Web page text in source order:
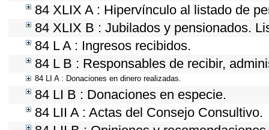
84 XLIX A : Hipervínculo al listado de
84 XLIX B : Jubilados y pensionados.
84 L A : Ingresos recibidos.
84 L B : Responsables de recibir,
84 LI A : Donaciones en dinero realizadas.
84 LI B : Donaciones en especie.
84 LII A : Actas del Consejo Consultivo.